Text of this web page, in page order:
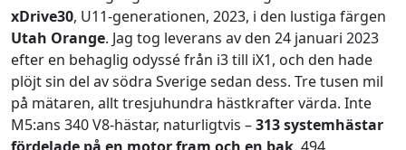
xDrive30, U11-generationen, 2023, i den lustiga färgen
Utah Orange. Jag tog leverans av den 24 januari 2023
efter en behaglig odyssé från i3 till iX1, och den hade
plöjt sin del av södra Sverige sedan dess. Tre tusen mil
på mätaren, allt tre­sjuhundra hästkrafter värda. Inte
M5:ans 340 V8-hästar, naturligtvis –313 systemhästar